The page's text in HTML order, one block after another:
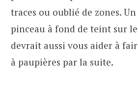
traces ou oublié de zones.
pinceau à fond de teint sur
devrait aussi vous aider à
à paupières par la suite.